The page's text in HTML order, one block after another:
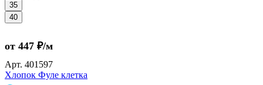
35
40
от 447 ₽/м
Арт. 401597
Хлопок Фуле клетка